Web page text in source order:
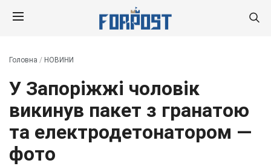
Головна / НОВИНИ
У Запоріжжі чоловік
викинув пакет з гранатою
та електродетонатором —
фото